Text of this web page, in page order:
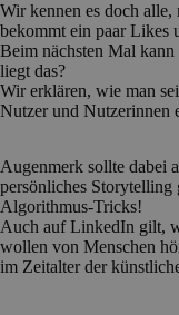
Wir kennen es doch
bekommt ein paar Likes
Beim nächsten Mal kann
liegt das?
Wir erklären, wie man
Nutzer und Nutzerinnen
Augenmerk sollte dabei
persönliches Storytelling
Algorithmus-Tricks!
Auch auf LinkedIn gilt,
wollen von Menschen
im Zeitalter der